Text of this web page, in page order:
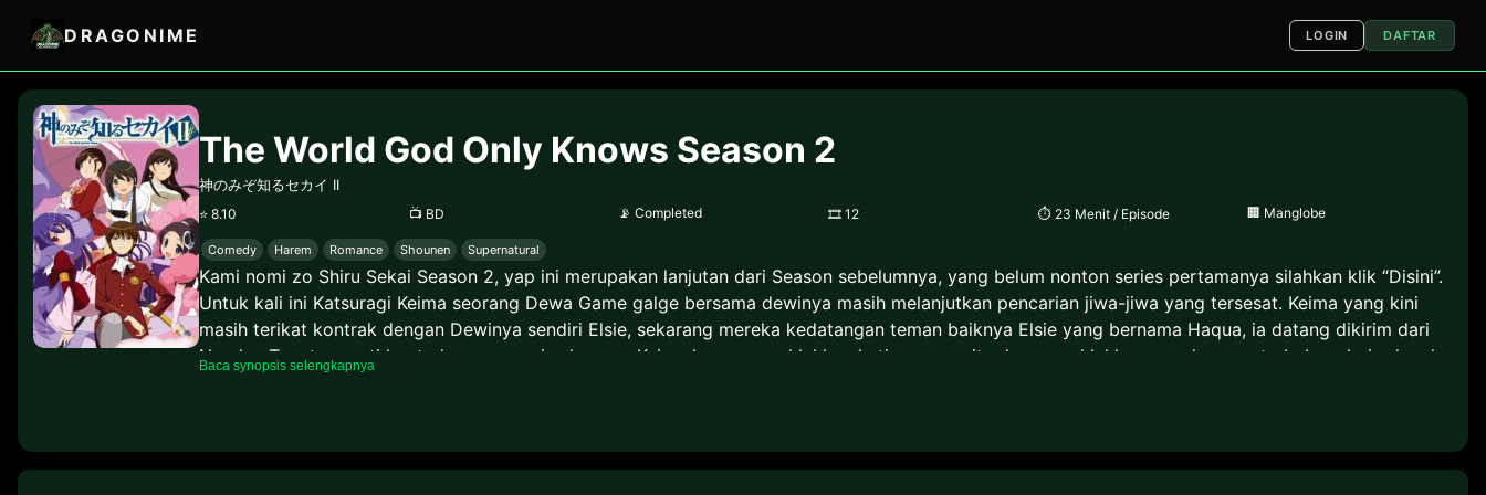
DRAGONIME LOGIN DAFTAR
The World God Only Knows Season 2
神のみぞ知るセカイ II
⭐ 8.10 📺 BD 📡Completed 🎞 12 ⏱ 23 Menit / Episode 🏢 Manglobe
Comedy Harem Romance Shounen Supernatural
Kami nomi zo Shiru Sekai Season 2, yap ini merupakan lanjutan dari Season sebelumnya, yang belum nonton series pertamanya silahkan klik “Disini”.
Untuk kali ini Katsuragi Keima seorang Dewa Game galge bersama dewinya masih melanjutkan pencarian jiwa-jiwa yang tersesat. Keima yang kini
masih terikat kontrak dengan Dewinya sendiri Elsie, sekarang mereka kedatangan teman baiknya Elsie yang bernama Haqua, ia datang dikirim dari
Neraka. Tepat seperti kontraknya sampai sekarang, Keima harus menaklukkan hati para wanita dan menaklukkan mereka agar terbebas dari roh-roh
Baca synopsis selengkapnya